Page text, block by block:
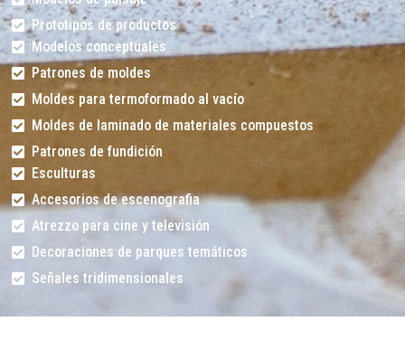
Prototipos de productos
Modelos conceptuales
Patrones de moldes
Moldes para termoformado al vacío
Moldes de laminado de materiales compuestos
Patrones de fundición
Esculturas
Accesorios de escenografia
Atrezzo para cine y televisión
Decoraciones de parques temáticos
Señales tridimensionales